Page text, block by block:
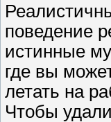
поведение
истинные
где вы
летать на
Чтобы